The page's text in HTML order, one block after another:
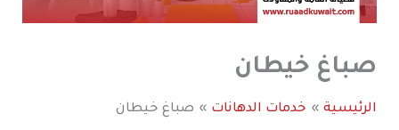
صباغ خيطان
الرئيسية خدمات الدهانات صباغ خيطان